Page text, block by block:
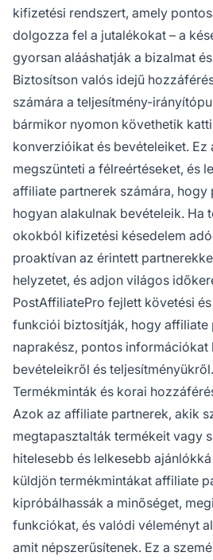
kifizetési rendszert, amely
dolgozza fel a jutalékokat – a
gyorsan alááshatják a bizalmat
Biztosítson valós idejű
számára a teljesítmény-
bármikor nyomon követhetik
konverzióikat és bevételeiket. Ez
megszünteti a félreértéseket, és
affiliate partnerek számára, hogy
hogyan alakulnak bevételeik. Ha
okokból kifizetési késedelem
proaktívan az érintett
helyzetet, és adjon világos
PostAffiliatePro fejlett követési
funkciói biztosítják, hogy affiliate
naprakész, pontos információkat
bevételeikről és teljesítményükről.
Termékminták és korai
Azok az affiliate partnerek, akik
megtapasztalták termékeit vagy
hitelesebb és lelkesebb
küldjön termékmintákat affiliate
kipróbálhassák a minőséget,
funkciókat, és valódi véleményt
amit népszerűsítenek. Ez a